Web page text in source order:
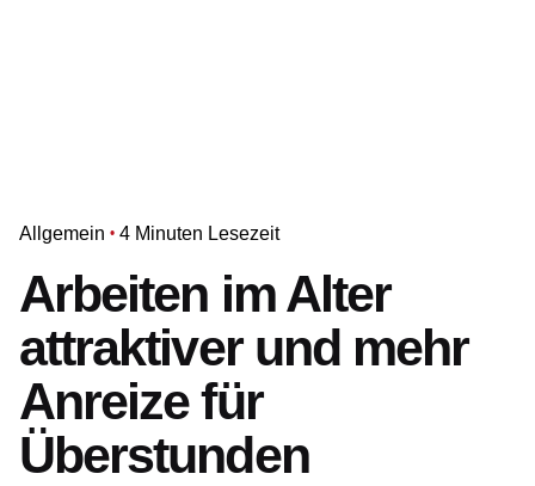
Allgemein 4 Minuten Lesezeit
Arbeiten im Alter
attraktiver und mehr
Anreize für
Überstunden